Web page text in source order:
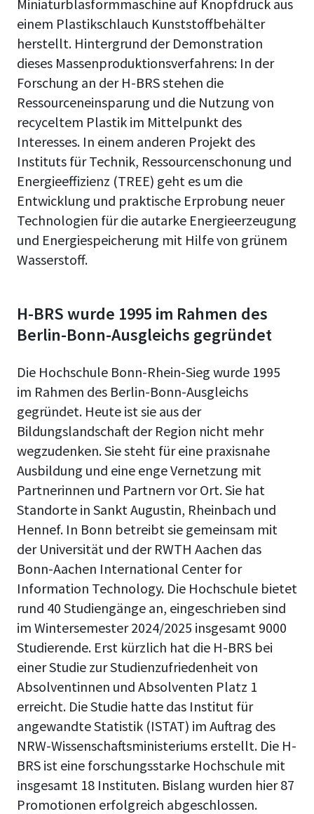
Miniaturblasformmaschine auf Knopfdruck aus
einem Plastikschlauch Kunststoffbehälter
herstellt. Hintergrund der Demonstration
dieses Massenproduktionsverfahrens: In der
Forschung an der H-BRS stehen die
Ressourceneinsparung und die Nutzung von
recyceltem Plastik im Mittelpunkt des
Interesses. In einem anderen Projekt des
Instituts für Technik, Ressourcenschonung und
Energieeffizienz (TREE) geht es um die
Entwicklung und praktische Erprobung neuer
Technologien für die autarke Energieerzeugung
und Energiespeicherung mit Hilfe von grünem
Wasserstoff.
H-BRS wurde 1995 im Rahmen des
Berlin-Bonn-Ausgleichs gegründet
Die Hochschule Bonn-Rhein-Sieg wurde 1995
im Rahmen des Berlin-Bonn-Ausgleichs
gegründet. Heute ist sie aus der
Bildungslandschaft der Region nicht mehr
wegzudenken. Sie steht für eine praxisnahe
Ausbildung und eine enge Vernetzung mit
Partnerinnen und Partnern vor Ort. Sie hat
Standorte in Sankt Augustin, Rheinbach und
Hennef. In Bonn betreibt sie gemeinsam mit
der Universität und der RWTH Aachen das
Bonn-Aachen International Center for
Information Technology. Die Hochschule bietet
rund 40 Studiengänge an, eingeschrieben sind
im Wintersemester 2024/2025 insgesamt 9000
Studierende. Erst kürzlich hat die H-BRS bei
einer Studie zur Studienzufriedenheit von
Absolventinnen und Absolventen Platz 1
erreicht. Die Studie hatte das Institut für
angewandte Statistik (ISTAT) im Auftrag des
NRW-Wissenschaftsministeriums erstellt. Die H-
BRS ist eine forschungsstarke Hochschule mit
insgesamt 18 Instituten. Bislang wurden hier 87
Promotionen erfolgreich abgeschlossen.